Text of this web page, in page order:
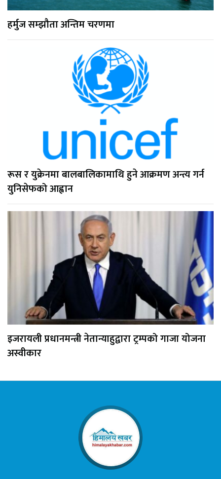
हर्मुज सम्झौता अन्तिम चरणमा
रूस र युक्रेनमा बालबालिकामाथि हुने आक्रमण अन्त्य गर्न
युनिसेफको आह्वान
इजरायली प्रधानमन्त्री नेतान्याहुद्वारा ट्रम्पको गाजा योजना
अस्वीकार